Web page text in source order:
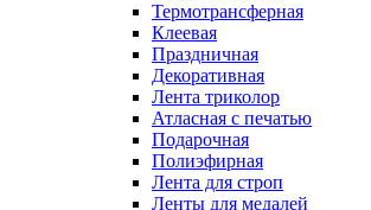
Термотрансферная
Клеевая
Праздничная
Декоративная
Лента триколор
Атласная с печатью
Подарочная
Полиэфирная
Лента для строп
Ленты для медалей